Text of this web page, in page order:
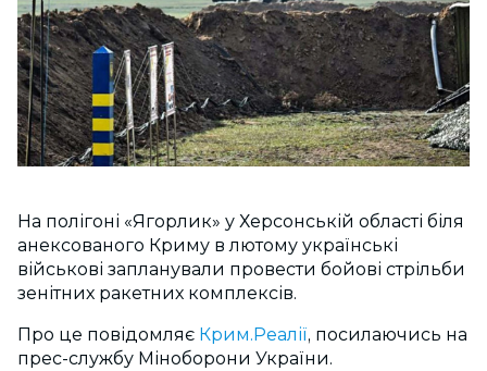
На полігоні «Ягорлик» у Херсонській області біля
анексованого Криму в лютому українські
військові запланували провести бойові стрільби
зенітних ракетних комплексів.
Про це повідомляє Крим.Реалії, посилаючись на
прес-службу Міноборони України.